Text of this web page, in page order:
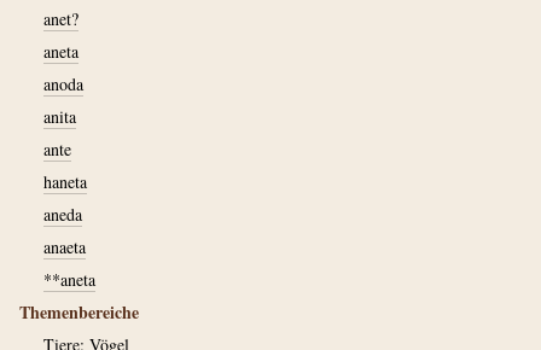
anet?
aneta
anoda
anita
ante
haneta
aneda
anaeta
**aneta
Themenbereiche
Tiere: Vögel